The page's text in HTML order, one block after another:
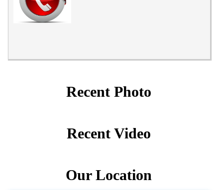
Recent Photo
Recent Video
Our Location